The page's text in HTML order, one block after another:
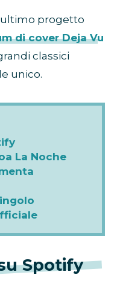
progetto
di cover Deja Vu
classici
unico.
La Noche
Spotify